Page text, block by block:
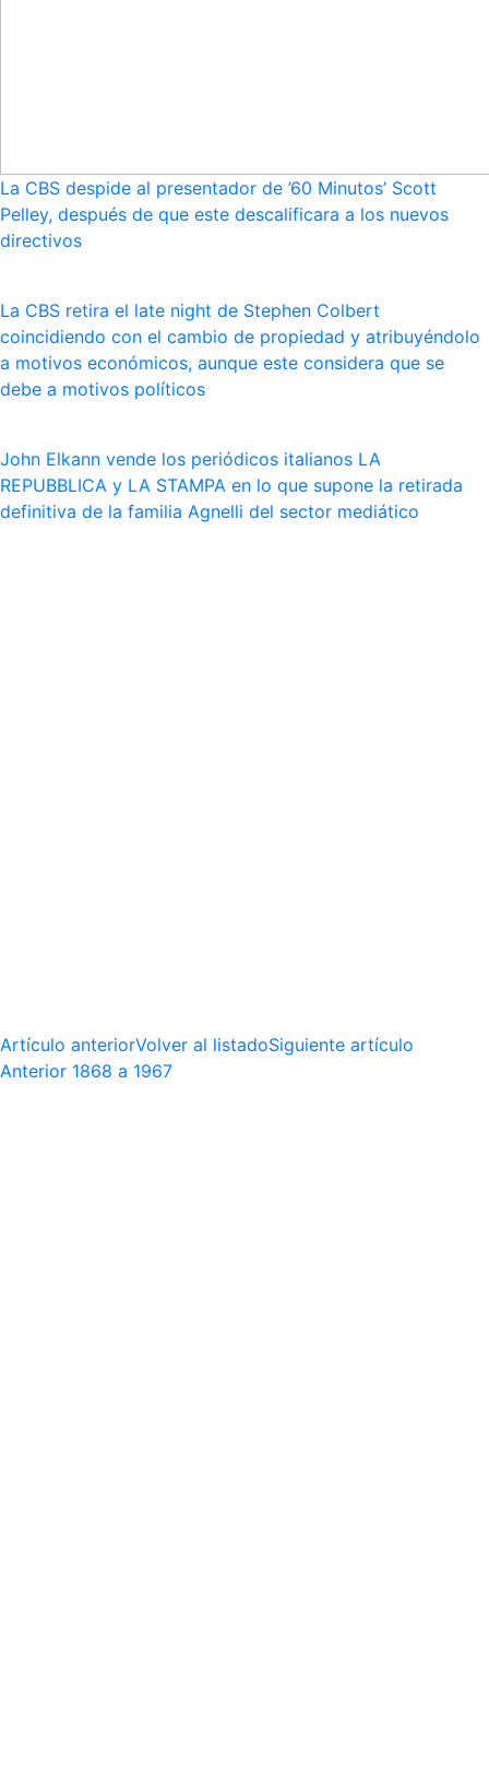
La CBS despide al presentador de ’60 Minutos’ Scott
Pelley, después de que este descalificara a los nuevos
directivos
La CBS retira el late night de Stephen Colbert
coincidiendo con el cambio de propiedad y atribuyéndolo
a motivos económicos, aunque este considera que se
debe a motivos políticos
John Elkann vende los periódicos italianos LA
REPUBBLICA y LA STAMPA en lo que supone la retirada
definitiva de la familia Agnelli del sector mediático
Artículo anteriorVolver al listadoSiguiente artículo
Anterior 1868 a 1967